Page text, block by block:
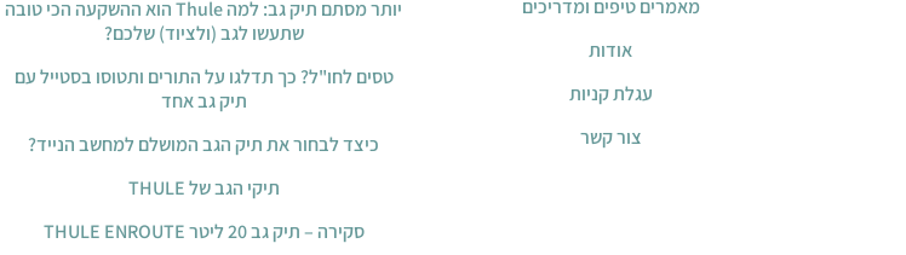
מאמרים טיפים ומדריכים
אודות
עגלת קניות
צור קשר
יותר מסתם תיק גב: למה Thule הוא ההשקעה הכי טובה
שתעשו לגב (ולציוד) שלכם?
טסים לחו"ל? כך תדלגו על התורים ותטוסו בסטייל עם
תיק גב אחד
כיצד לבחור את תיק הגב המושלם למחשב הנייד?
תיקי הגב של THULE
סקירה – תיק גב 20 ליטר THULE ENROUTE